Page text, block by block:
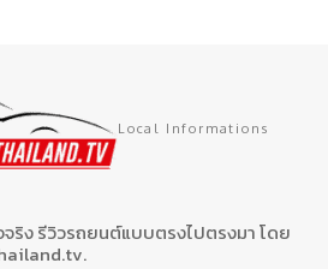
Local Informations
จริง รีวิวรถยนต์แบบตรงไปตรงมา โดย